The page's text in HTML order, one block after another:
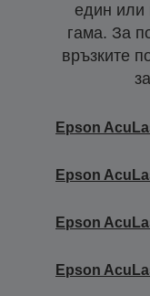
един или
гама. За
връзките
Epson
Epson
Epson
Epson